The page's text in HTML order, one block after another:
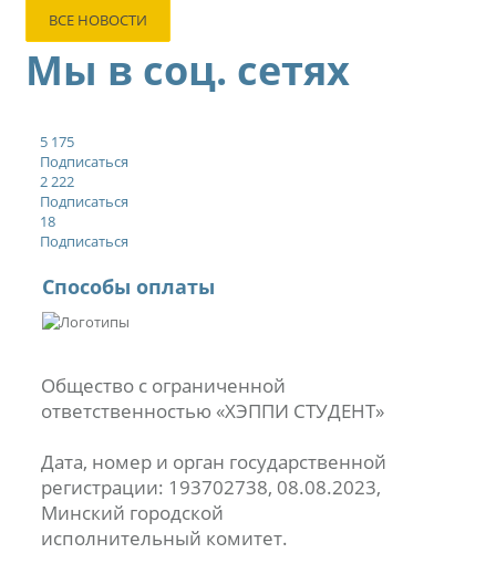
ВСЕ НОВОСТИ
Мы в соц. сетях
5 175
Подписаться
2 222
Подписаться
18
Подписаться
Способы оплаты
Общество с ограниченной
ответственностью «ХЭППИ СТУДЕНТ»
Дата, номер и орган государственной
регистрации: 193702738, 08.08.2023,
Минский городской
исполнительный комитет.